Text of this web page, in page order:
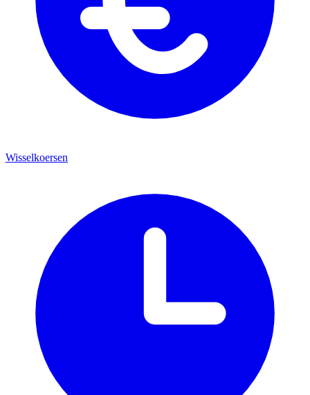
Wisselkoersen